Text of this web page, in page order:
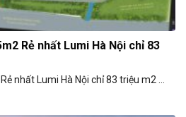
Rẻ nhất Lumi Hà Nội chỉ 83
nhất Lumi Hà Nội chỉ 83 triệu m2 ...